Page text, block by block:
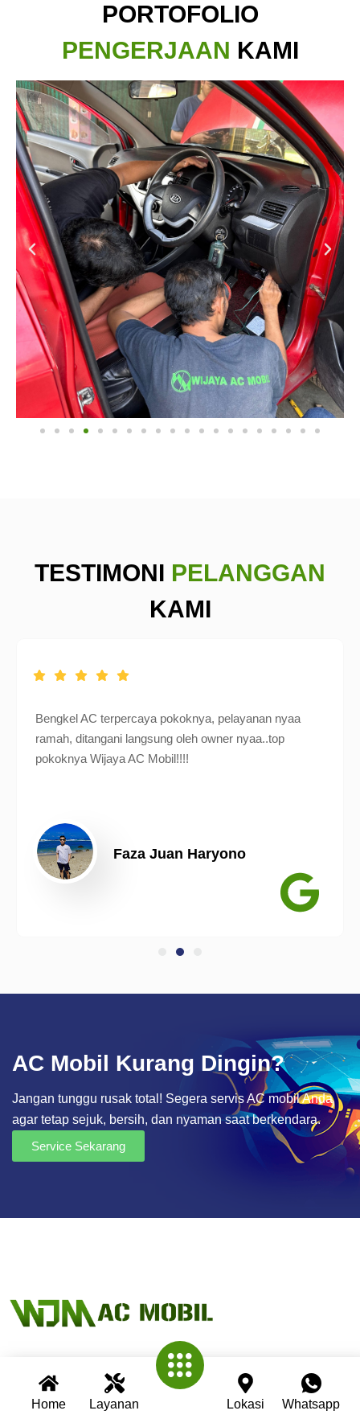
Home Layanan Lokasi Whatsapp
PORTOFOLIO
PENGERJAAN KAMI
TESTIMONI PELANGGAN
KAMI
Bengkel AC terpercaya pokoknya, pelayanan nyaa
ramah, ditangani langsung oleh owner nyaa..top
pokoknya Wijaya AC Mobil!!!!
Faza Juan Haryono
AC Mobil Kurang Dingin?
Jangan tunggu rusak total! Segera servis AC mobil Anda
agar tetap sejuk, bersih, dan nyaman saat berkendara.
Service Sekarang
Wijaya AC Mobil adalah bengkel spesialis AC mobil yang
telah berpengalaman lebih dari 30 tahun. Kami berkomitmen